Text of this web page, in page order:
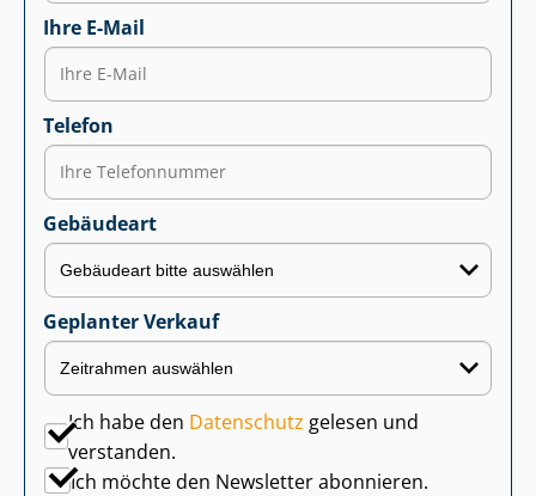
Ihre E-Mail
Telefon
Gebäudeart
Geplanter Verkauf
Ich habe den Datenschutz gelesen und
verstanden.
Ich möchte den Newsletter abonnieren.